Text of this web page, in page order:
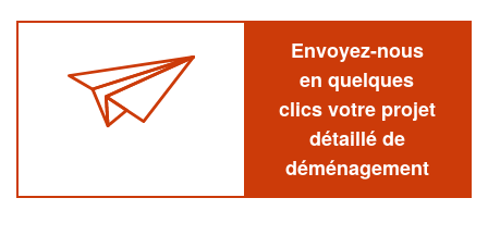
Envoyez-nous
en quelques
clics votre projet
détaillé de
déménagement